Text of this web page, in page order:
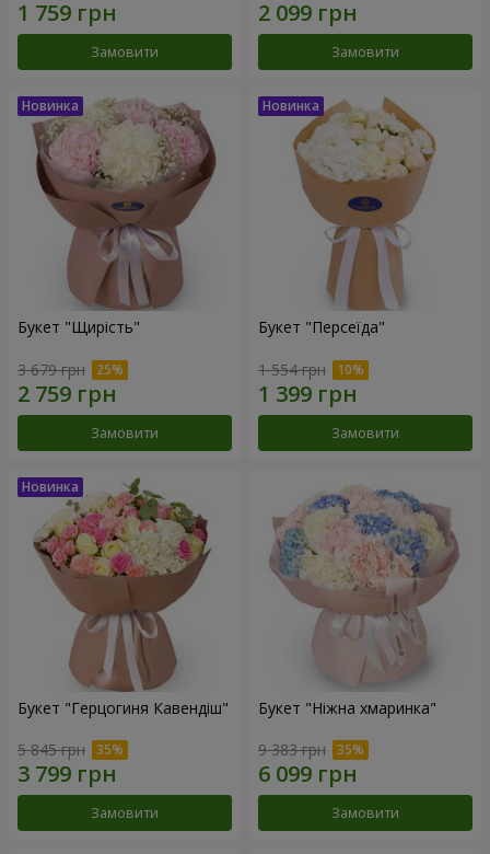
Замовити Замовити
Букет "Щирість"
3 679 грн
Замовити
Букет "Персеїда"
1 554 грн
Замовити
Букет "Герцогиня Кавендіш"
5 845 грн
Замовити
Букет "Ніжна хмаринка"
9 383 грн
Замовити